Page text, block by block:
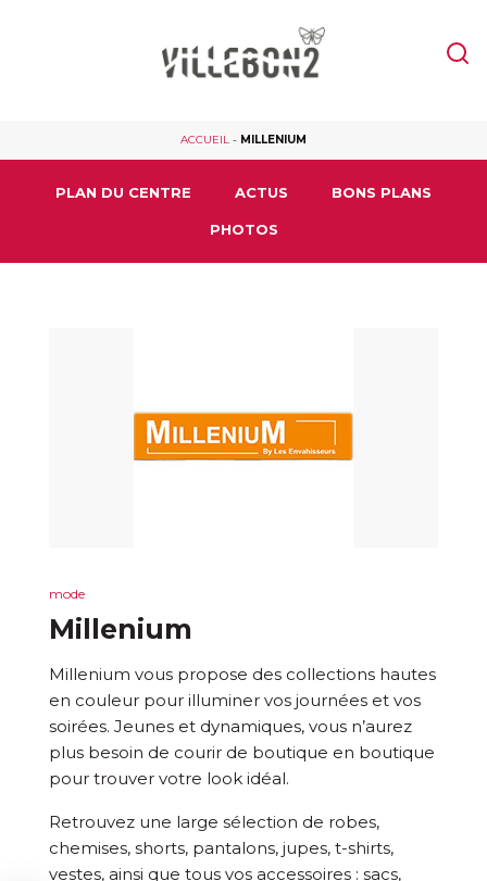
ACCUEIL - MILLENIUM
PLAN DU CENTRE ACTUS BONS PLANS
PHOTOS
mode
Millenium
Millenium vous propose des collections hautes
en couleur pour illuminer vos journées et vos
soirées. Jeunes et dynamiques, vous n’aurez
plus besoin de courir de boutique en boutique
pour trouver votre look idéal.
Retrouvez une large sélection de robes,
chemises, shorts, pantalons, jupes, t-shirts,
vestes, ainsi que tous vos accessoires : sacs,